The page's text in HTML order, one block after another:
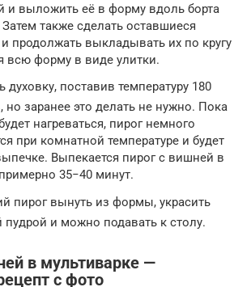
и выложить её в форму вдоль борта
Затем также сделать оставшиеся
продолжать выкладывать их по кругу
всю форму в виде улитки.
духовку, поставив температуру 180
но заранее это делать не нужно. Пока
нагреваться, пирог немного
при комнатной температуре и будет
Выпекается пирог с вишней в
35−40 минут.
пирог вынуть из формы, украсить
пудрой и можно подавать к столу.
в мультиварке —
с фото